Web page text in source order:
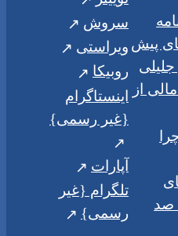
پیش
جلیلی
از
صد
سروش
ویراستی
روبیکا
اینستاگرام
{غیر رسمی}
آپارات
تلگرام {غیر
رسمی}